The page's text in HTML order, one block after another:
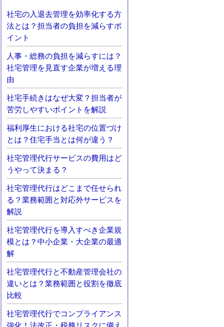
社宅の入退去管理を効率化する方
法とは？担当者の負担を減らすポ
イント
人事・総務の負担を減らすには？
社宅管理を見直す企業が増える理
由
社宅手続きはなぜ大変？担当者が
苦労しやすいポイントを解説
福利厚生における社宅の位置づけ
とは？住宅手当とは何が違う？
社宅管理代行サービスの費用はど
うやって決まる？
社宅管理代行はどこまで任せられ
る？業務範囲と対応外サービスを
解説
社宅管理代行を導入すべき企業規
模とは？中小企業・大企業の最適
解
社宅管理代行と不動産管理会社の
違いとは？業務範囲と役割を徹底
比較
社宅管理代行でコンプライアンス